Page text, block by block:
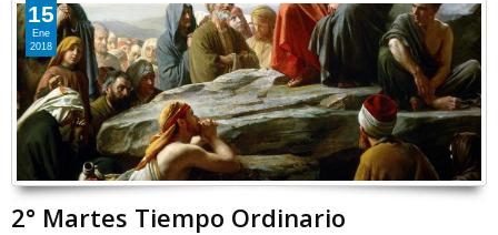
2° Martes Tiempo Ordinario
15
Ene
2018